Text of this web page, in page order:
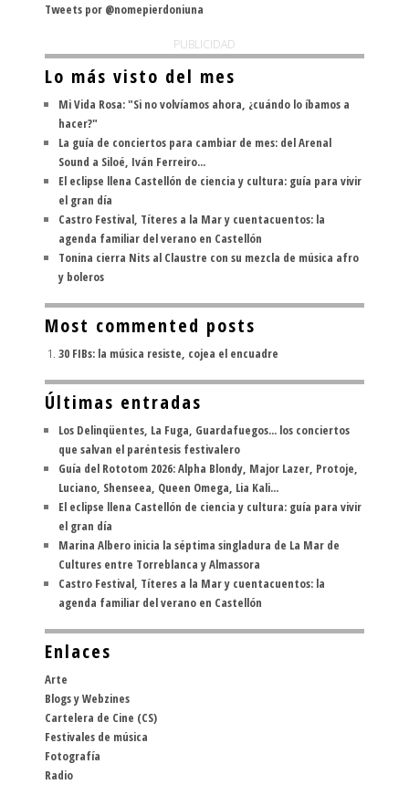
Tweets por @nomepierdoniuna
PUBLICIDAD
Lo más visto del mes
Mi Vida Rosa: "Si no volvíamos ahora, ¿cuándo lo íbamos a
hacer?"
La guía de conciertos para cambiar de mes: del Arenal
Sound a Siloé, Iván Ferreiro...
El eclipse llena Castellón de ciencia y cultura: guía para vivir
el gran día
Castro Festival, Títeres a la Mar y cuentacuentos: la
agenda familiar del verano en Castellón
Tonina cierra Nits al Claustre con su mezcla de música afro
y boleros
Most commented posts
30 FIBs: la música resiste, cojea el encuadre
Últimas entradas
Los Delinqüentes, La Fuga, Guardafuegos... los conciertos
que salvan el paréntesis festivalero
Guía del Rototom 2026: Alpha Blondy, Major Lazer, Protoje,
Luciano, Shenseea, Queen Omega, Lia Kali...
El eclipse llena Castellón de ciencia y cultura: guía para vivir
el gran día
Marina Albero inicia la séptima singladura de La Mar de
Cultures entre Torreblanca y Almassora
Castro Festival, Títeres a la Mar y cuentacuentos: la
agenda familiar del verano en Castellón
Enlaces
Arte
Blogs y Webzines
Cartelera de Cine (CS)
Festivales de música
Fotografía
Radio